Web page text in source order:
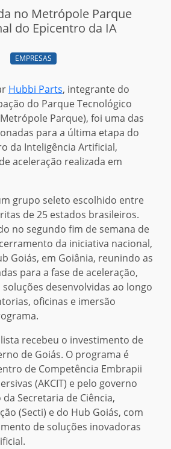
no Metrópole Parque
do Epicentro da IA
EMPRESAS
Hubbi Parts, integrante do
do Parque Tecnológico
Parque), foi uma das
para a última etapa do
da Inteligência Artificial,
aceleração realizada em
grupo seleto escolhido entre
de 25 estados brasileiros.
no segundo fim de semana de
da iniciativa nacional,
Goiás, em Goiânia, reunindo as
para a fase de aceleração,
desenvolvidas ao longo
oficinas e imersão
recebeu o investimento de
de Goiás. O programa é
de Competência Embrapii
(AKCIT) e pelo governo
Secretaria de Ciência,
(Secti) e do Hub Goiás, com
de soluções inovadoras